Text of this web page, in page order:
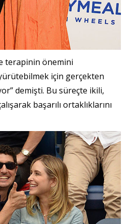
terapinin önemini
için gerçekten
demişti. Bu süreçte ikili,
başarılı ortaklıklarını